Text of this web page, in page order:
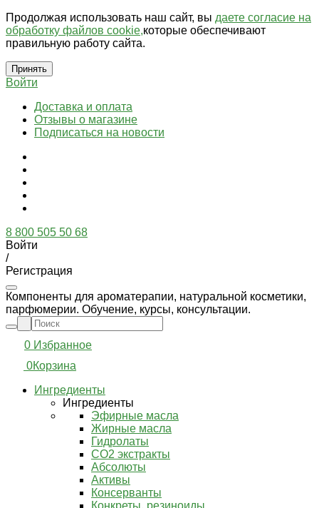
Продолжая использовать наш сайт, вы даете согласие на
обработку файлов cookie,которые обеспечивают
правильную работу сайта.
Принять
Войти
Доставка и оплата
Отзывы о магазине
Подписаться на новости
8 800 505 50 68
Войти
/
Регистрация
Компоненты для ароматерапии, натуральной косметики,
парфюмерии. Обучение, курсы, консультации.
0 Избранное
0Корзина
Ингредиенты
Ингредиенты
Эфирные масла
Жирные масла
Гидролаты
СО2 экстракты
Абсолюты
Активы
Консерванты
Конкреты, резиноиды